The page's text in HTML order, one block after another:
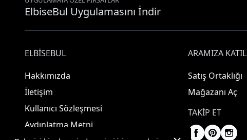
ElbiseBul Uygulamasını İndir
ELBISEBUL
Hakkımızda
İletişim
Kullanıcı Sözleşmesi
Aydınlatma Metni
ARAMIZA KATIL
Satış Ortaklığı
Mağazanı Aç
TAKIP ET